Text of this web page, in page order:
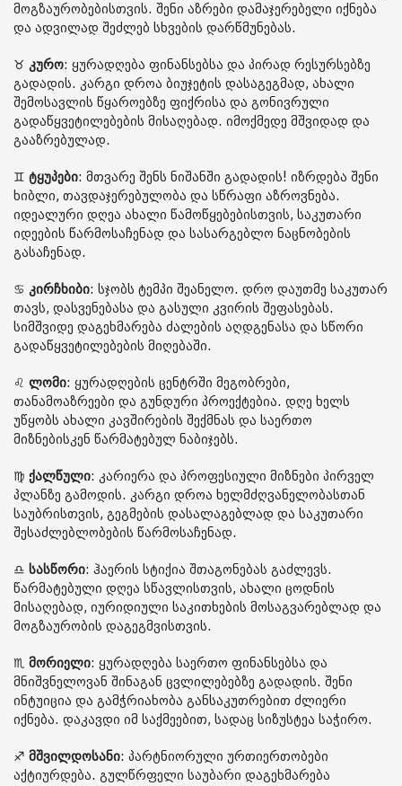
მოგზაურობებისთვის. შენი აზრები დამაჯერებელი იქნება
და ადვილად შეძლებ სხვების დარწმუნებას.
♉️ კურო: ყურადღება ფინანსებსა და პირად რესურსებზე
გადადის. კარგი დროა ბიუჯეტის დასაგეგმად, ახალი
შემოსავლის წყაროებზე ფიქრისა და გონივრული
გადაწყვეტილებების მისაღებად. იმოქმედე მშვიდად და
გააზრებულად.
♊️ ტყუპები: მთვარე შენს ნიშანში გადადის! იზრდება შენი
ხიბლი, თავდაჯერებულობა და სწრაფი აზროვნება.
იდეალური დღეა ახალი წამოწყებებისთვის, საკუთარი
იდეების წარმოსაჩენად და სასარგებლო ნაცნობების
გასაჩენად.
♋️ კირჩხიბი: სჯობს ტემპი შეანელო. დრო დაუთმე საკუთარ
თავს, დასვენებასა და გასული კვირის შეფასებას.
სიმშვიდე დაგეხმარება ძალების აღდგენასა და სწორი
გადაწყვეტილებების მიღებაში.
♌️ ლომი: ყურადღების ცენტრში მეგობრები,
თანამოაზრეები და გუნდური პროექტებია. დღე ხელს
უწყობს ახალი კავშირების შექმნას და საერთო
მიზნებისკენ წარმატებულ ნაბიჯებს.
♍️ ქალწული: კარიერა და პროფესიული მიზნები პირველ
პლანზე გამოდის. კარგი დროა ხელმძღვანელობასთან
საუბრისთვის, გეგმების დასალაგებლად და საკუთარი
შესაძლებლობების წარმოსაჩენად.
♎️ სასწორი: ჰაერის სტიქია შთაგონებას გაძლევს.
წარმატებული დღეა სწავლისთვის, ახალი ცოდნის
მისაღებად, იურიდიული საკითხების მოსაგვარებლად და
მოგზაურობის დაგეგმვისთვის.
♏️ მორიელი: ყურადღება საერთო ფინანსებსა და
მნიშვნელოვან შინაგან ცვლილებებზე გადადის. შენი
ინტუიცია და გამჭრიახობა განსაკუთრებით ძლიერი
იქნება. დაკავდი იმ საქმეებით, სადაც სიზუსტეა საჭირო.
♐️ მშვილდოსანი: პარტნიორული ურთიერთობები
აქტიურდება. გულწრფელი საუბარი დაგეხმარება